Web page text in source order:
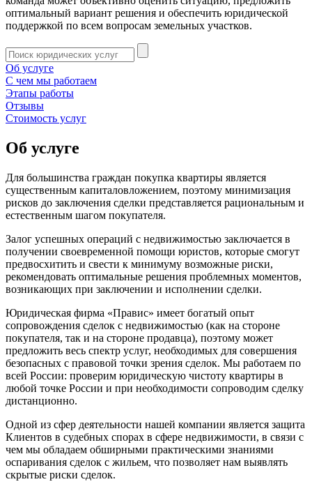
оптимальный вариант решения и обеспечить юридической
поддержкой по всем вопросам земельных участков.
Об услуге
С чем мы работаем
Этапы работы
Отзывы
Стоимость услуг
Об услуге
Для большинства граждан покупка квартиры является
существенным капиталовложением, поэтому минимизация
рисков до заключения сделки представляется рациональным и
естественным шагом покупателя.
Залог успешных операций с недвижимостью заключается в
получении своевременной помощи юристов, которые смогут
предвосхитить и свести к минимуму возможные риски,
рекомендовать оптимальные решения проблемных моментов,
возникающих при заключении и исполнении сделки.
Юридическая фирма «Правис» имеет богатый опыт
сопровождения сделок с недвижимостью (как на стороне
покупателя, так и на стороне продавца), поэтому может
предложить весь спектр услуг, необходимых для совершения
безопасных с правовой точки зрения сделок. Мы работаем по
всей России: проверим юридическую чистоту квартиры в
любой точке России и при необходимости сопроводим сделку
дистанционно.
Одной из сфер деятельности нашей компании является защита
Клиентов в судебных спорах в сфере недвижимости, в связи с
чем мы обладаем обширными практическими знаниями
оспаривания сделок с жильем, что позволяет нам выявлять
скрытые риски сделок.